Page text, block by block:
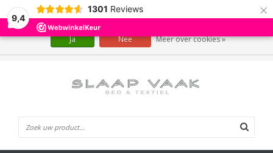
9,4
1301 Reviews ×
Wij slaan cookies op om onze website te verbeteren. Is dat akkoord?
Ja Nee Meer over cookies »